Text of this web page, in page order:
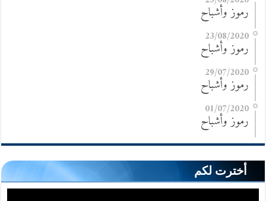
رموز وأشباح
23/08/2020
رموز وأشباح
29/07/2020
رموز وأشباح
01/07/2020
رموز وأشباح
أخترت لكم